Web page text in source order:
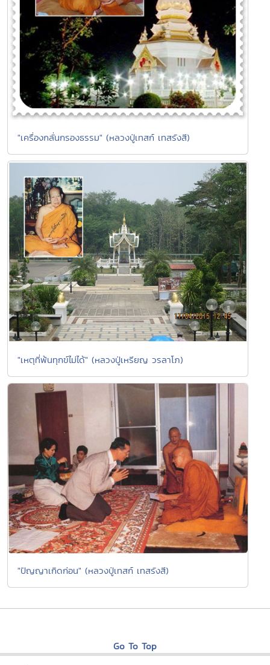
"เครื่องกลั่นกรองธรรม" (หลวงปู่เทสก์ เทสรังสี)
"เหตุที่พ้นทุกข์ไม่ได้" (หลวงปู่เหรียญ วรลาโภ)
"ปัญญาเกิดก่อน" (หลวงปู่เทสก์ เทสรังสี)
Go To Top